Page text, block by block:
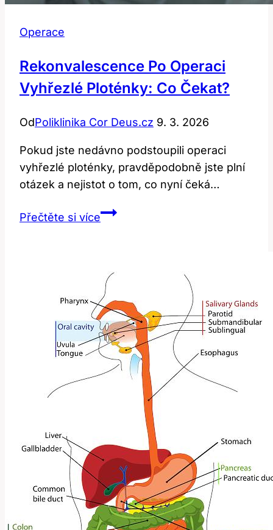
Operace
Rekonvalescence Po Operaci
Vyhřezlé Ploténky: Co Čekat?
OdPoliklinika Cor Deus.cz 9. 3. 2026
Pokud jste nedávno podstoupili operaci
vyhřezlé ploténky, pravděpodobně jste plní
otázek a nejistot o tom, co nyní čeká…
Přečtěte si víceRekonvalescence
Ploténky:
Co
Čekat?